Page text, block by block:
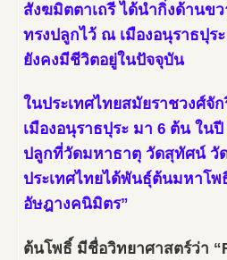
สังฆมิตตาเถรี ได้นำกิ่งด้านข
ทรงปลูกไว้ ณ เมืองอนุราธปุร
ยังคงมีชีวิตอยู่ในปัจจุบัน
ในประเทศไทยสมัยราชวงศ์
เมืองอนุราธปุระ มา 6 ต้น ใน
ปลูกที่วัดมหาธาตุ วัดสุทัศน์ วั
ประเทศไทยได้พันธุ์ต้นมหาโ
อัษฎางคนิมิตร”
ต้นโพธิ์ มีชื่อวิทยาศาสตร์ว่า